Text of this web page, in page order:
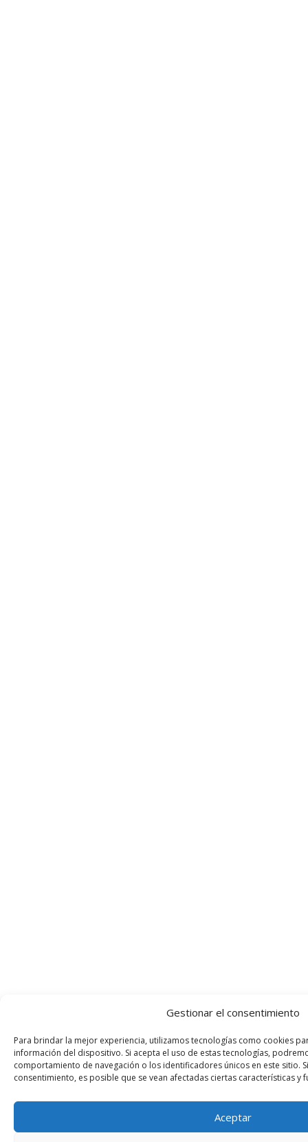
Gestionar el consentimiento
Para brindar la mejor experiencia, utilizamos tecnologías como cookies
información del dispositivo. Si acepta el uso de estas tecnologías,
comportamiento de navegación o los identificadores únicos en este sitio.
consentimiento, es posible que se vean afectadas ciertas características y
Aceptar